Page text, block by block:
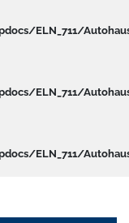
ELN_711/
ELN_711/
ELN_711/